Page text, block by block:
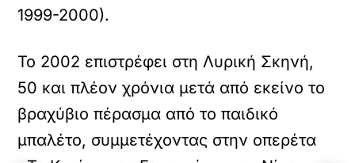
1999-2000).
Το 2002 επιστρέφει στη Λυρική Σκηνή,
50 και πλέον χρόνια μετά από εκείνο το
βραχύβιο πέρασμα από το παιδικό
μπαλέτο, συμμετέχοντας στην οπερέτα